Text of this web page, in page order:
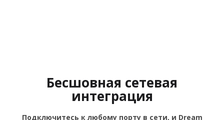
Бесшовная сетевая
интеграция
Подключитесь к любому порту в сети, и Dream